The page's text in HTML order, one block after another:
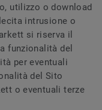
utilizzo o download
intrusione o
si riserva il
funzionalità del
per eventuali
del Sito
o eventuali terze